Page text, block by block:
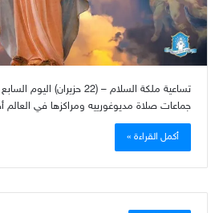
تساعية ملكة السلام – (22
جماعات صلاة مديوغورييه ومراكزها في
أكمل القراءة »